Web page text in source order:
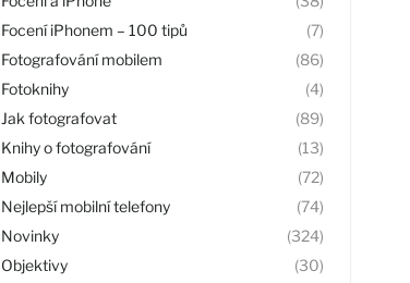
Focení iPhonem – 100 tipů
(7)
Fotografování mobilem
(86)
Fotoknihy
(4)
Jak fotografovat
(89)
Knihy o fotografování
(13)
Mobily
(72)
Nejlepší mobilní telefony
(74)
Novinky
(324)
Objektivy
(30)